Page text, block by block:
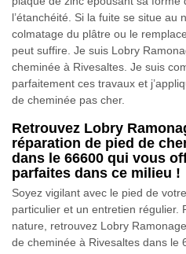
l’étanchéité. Si la fuite se situe au
colmatage du plâtre ou le
peut suffire. Je suis Lobry
cheminée à Rivesaltes. Je suis
parfaitement ces travaux et
de cheminée pas cher.
Retrouvez Lobry
réparation de pied de
dans le 66600 qui vous
parfaites dans ce milieu !
Soyez vigilant avec le pied de
particulier et un entretien régulier.
nature, retrouvez Lobry
de cheminée à Rivesaltes dans le